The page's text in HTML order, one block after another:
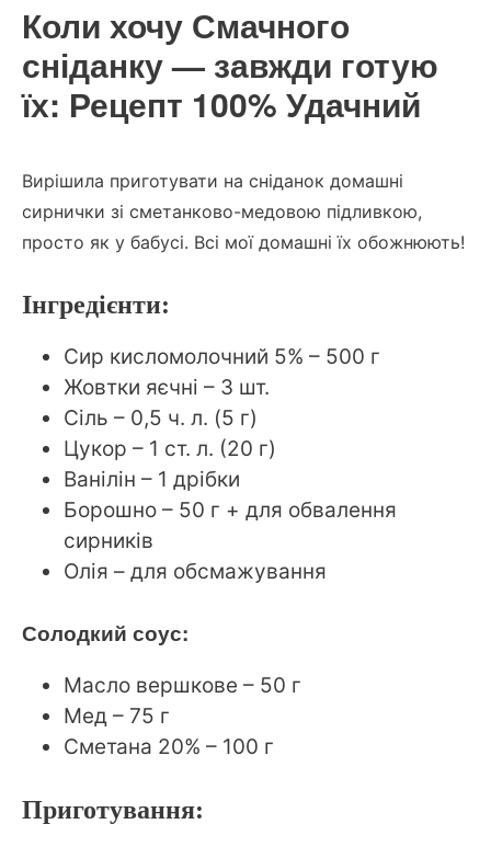
Коли хочу Смачного
сніданку — завжди готую
їх: Рецепт 100% Удачний
Вирішила приготувати на сніданок домашні
сирнички зі сметанково-медовою підливкою,
просто як у бабусі. Всі мої домашні їх обожнюють!
Інгредієнти:
Сир кисломолочний 5% – 500 г
Жовтки яєчні – 3 шт.
Сіль – 0,5 ч. л. (5 г)
Цукор – 1 ст. л. (20 г)
Ванілін – 1 дрібки
Борошно – 50 г + для обвалення
сирників
Олія – для обсмажування
Солодкий соус:
Масло вершкове – 50 г
Мед – 75 г
Сметана 20% – 100 г
Приготування: